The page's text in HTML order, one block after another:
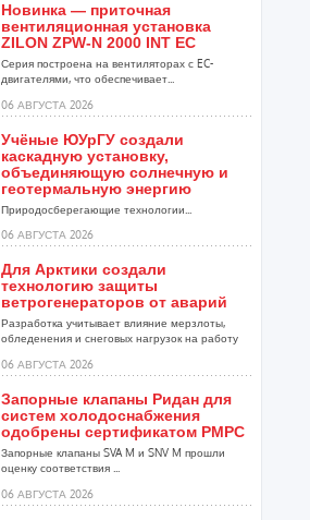
Новинка — приточная
вентиляционная установка
ZILON ZPW-N 2000 INT EC
Серия построена на вентиляторах с EC-
двигателями, что обеспечивает...
06 АВГУСТА 2026
Учёные ЮУрГУ создали
каскадную установку,
объединяющую солнечную и
геотермальную энергию
Природосберегающие технологии...
06 АВГУСТА 2026
Для Арктики создали
технологию защиты
ветрогенераторов от аварий
Разработка учитывает влияние мерзлоты,
обледенения и снеговых нагрузок на работу
06 АВГУСТА 2026
Запорные клапаны Ридан для
систем холодоснабжения
одобрены сертификатом РМРС
Запорные клапаны SVA M и SNV M прошли
оценку соответствия ...
06 АВГУСТА 2026